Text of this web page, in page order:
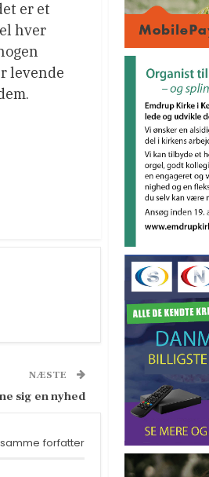
er et
hver
levende
NÆSTE
sig en nyhed
forfatter